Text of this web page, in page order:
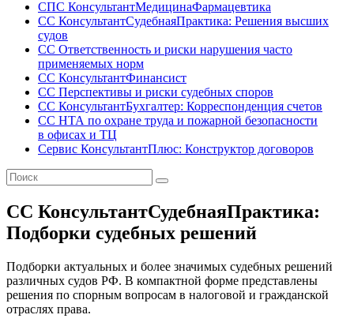
СПС КонсультантМедицинаФармацевтика
СС КонсультантСудебнаяПрактика: Решения высших
судов
СС Ответственность и риски нарушения часто
применяемых норм
СС КонсультантФинансист
СС Перспективы и риски судебных споров
СС КонсультантБухгалтер: Корреспонденция счетов
СС НТА по охране труда и пожарной безопасности
в офисах и ТЦ
Сервис КонсультантПлюс: Конструктор договоров
СС КонсультантСудебнаяПрактика:
Подборки судебных решений
Подборки актуальных и более значимых судебных решений
различных судов РФ. В компактной форме представлены
решения по спорным вопросам в налоговой и гражданской
отраслях права.